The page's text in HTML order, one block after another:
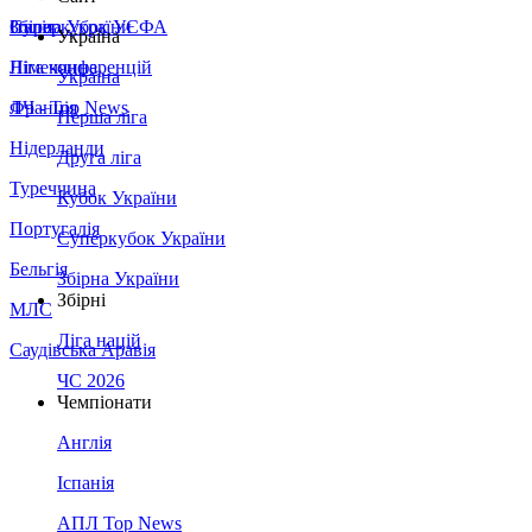
Збірна України
Італія
Німеччина
Франція
Нідерланди
Туреччина
Португалія
Бельгія
МЛС
Саудівська Аравія
Суперкубок УЄФА
Ліга конференцій
ЛЧ - Top News
Україна
Україна
Перша ліга
Друга ліга
Кубок України
Суперкубок України
Збірна України
Збірні
Ліга націй
ЧС 2026
Чемпіонати
Англія
Іспанія
АПЛ Top News